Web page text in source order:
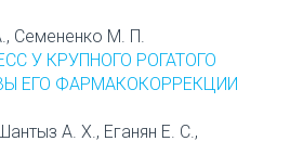
Семененко М. П.
У КРУПНОГО РОГАТОГО
ЕГО ФАРМАКОКОРРЕКЦИИ
А. Х., Еганян Е. С.,